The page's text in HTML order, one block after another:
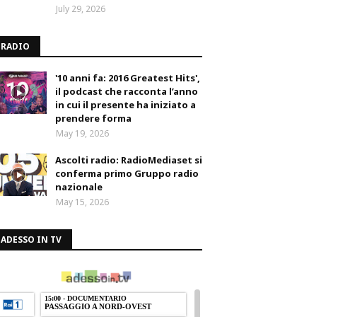
July 29, 2026
RADIO
'10 anni fa: 2016 Greatest Hits',
il podcast che racconta l’anno
in cui il presente ha iniziato a
prendere forma
May 19, 2026
Ascolti radio: RadioMediaset si
conferma primo Gruppo radio
nazionale
May 15, 2026
ADESSO IN TV